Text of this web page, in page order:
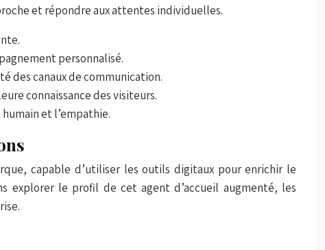
et répondre aux attentes individuelles.
personnalisé.
des canaux de communication.
connaissance des visiteurs.
et l’empathie.
capable d’utiliser les outils digitaux pour enrichir le
explorer le profil de cet agent d’accueil augmenté, les